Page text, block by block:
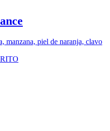
manzana, piel de naranja, clavo